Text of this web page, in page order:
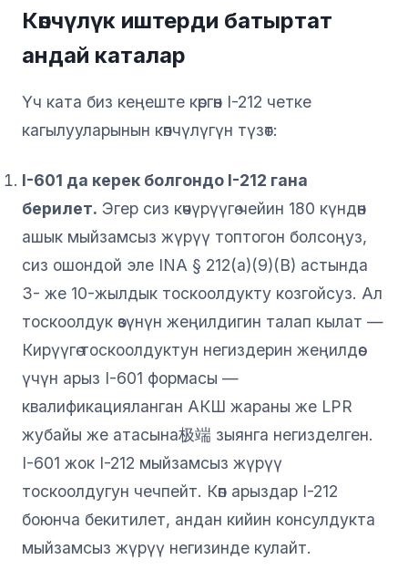
Көпчүлүк иштерди батыртат
андай каталар
Үч ката биз кеңеште көргөн I-212 четке
кагылууларынын көпчүлүгүн түзөт:
I-601 да керек болгондо I-212 гана
берилет. Эгер сиз көчүрүүгө чейин 180 күндөн
ашык мыйзамсыз жүрүү топтогон болсоңуз,
сиз ошондой эле INA § 212(a)(9)(B) астында
3- же 10-жылдык тоскоолдукту козгойсуз. Ал
тоскоолдук өзүнүн жеңилдигин талап кылат —
Кирүүгө тоскоолдуктун негиздерин жеңилдөө
үчүн арыз I-601 формасы —
квалификацияланган АКШ жараны же LPR
жубайы же атасына极端 зыянга негизделген.
I-601 жок I-212 мыйзамсыз жүрүү
тоскоолдугун чечпейт. Көп арыздар I-212
боюнча бекитилет, андан кийин консулдукта
мыйзамсыз жүрүү негизинде кулайт.